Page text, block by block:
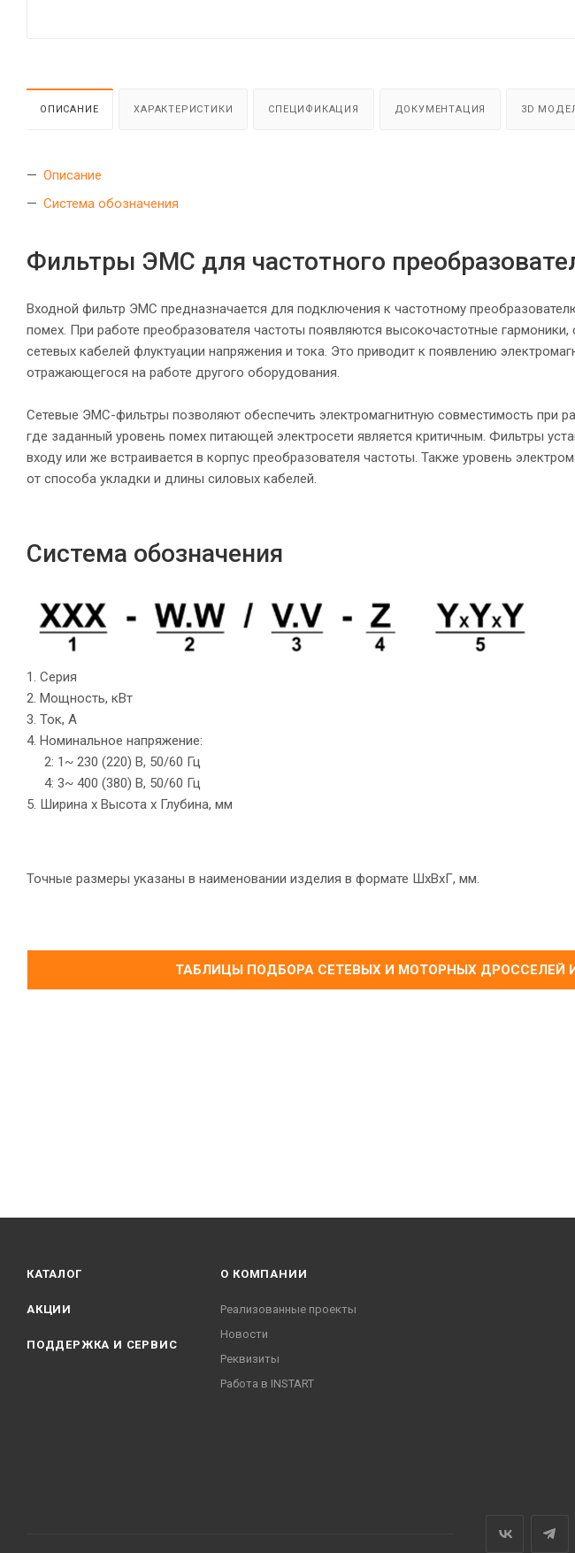
ОПИСАНИЕ ХАРАКТЕРИСТИКИ СПЕЦИФИКАЦИЯ ДОКУМЕНТАЦИЯ 3D
Описание
Система обозначения
Фильтры ЭМС для частотного
Входной фильтр ЭМС предназначается для подключения к частотному
помех. При работе преобразователя частоты появляются высокочастотные
сетевых кабелей флуктуации напряжения и тока. Это приводит к появлению
отражающегося на работе другого оборудования.
Сетевые ЭМС-фильтры позволяют обеспечить электромагнитную совместимость при
где заданный уровень помех питающей электросети является критичным. Фильтры
входу или же встраивается в корпус преобразователя частоты. Также уровень
от способа укладки и длины силовых кабелей.
Система обозначения
1. Серия
2. Мощность, кВт
3. Ток, А
4. Номинальное напряжение:
2: 1~ 230 (220) B, 50/60 Гц
4: 3~ 400 (380) B, 50/60 Гц
5. Ширина х Высота х Глубина, мм
Точные размеры указаны в наименовании изделия в формате ШхВхГ, мм.
ТАБЛИЦЫ ПОДБОРА СЕТЕВЫХ И МОТОРНЫХ ДРОССЕЛЕЙ
КАТАЛОГ
АКЦИИ
ПОДДЕРЖКА И СЕРВИС
О КОМПАНИИ
Реализованные проекты
Новости
Реквизиты
Работа в INSTART